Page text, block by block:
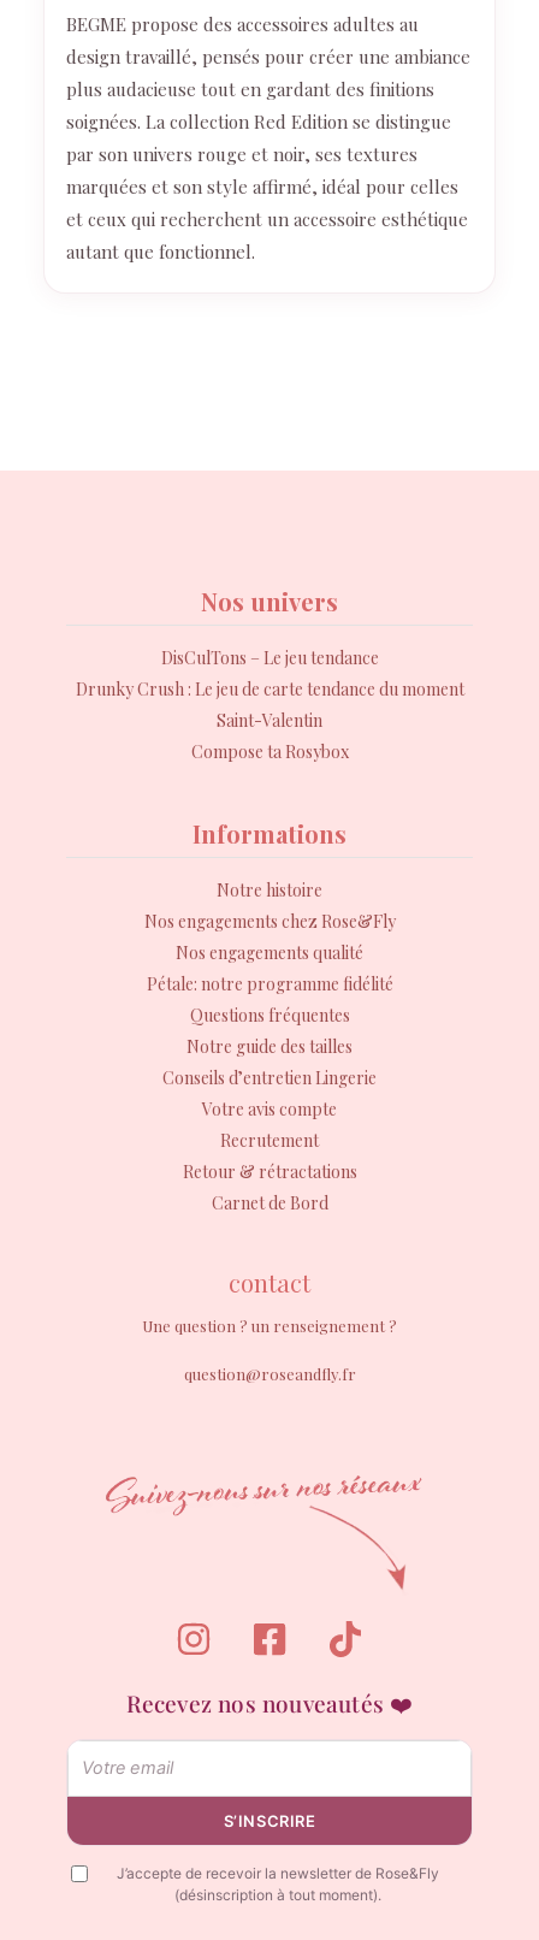
BEGME propose des accessoires adultes au
design travaillé, pensés pour créer une ambiance
plus audacieuse tout en gardant des finitions
soignées. La collection Red Edition se distingue
par son univers rouge et noir, ses textures
marquées et son style affirmé, idéal pour celles
et ceux qui recherchent un accessoire esthétique
autant que fonctionnel.
Nos univers
DisCulTons – Le jeu tendance
Drunky Crush : Le jeu de carte tendance du moment
Saint-Valentin
Compose ta Rosybox
Informations
Notre histoire
Nos engagements chez Rose&Fly
Nos engagements qualité
Pétale: notre programme fidélité
Questions fréquentes
Notre guide des tailles
Conseils d’entretien Lingerie
Votre avis compte
Recrutement
Retour & rétractations
Carnet de Bord
contact
Une question ? un renseignement ?
question@roseandfly.fr
Recevez nos nouveautés ❤️
Email
S’INSCRIRE
J’accepte de recevoir la newsletter de Rose&Fly
(désinscription à tout moment).